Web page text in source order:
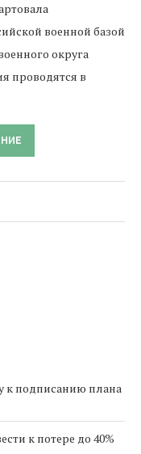
военной базой
округа
проводятся в
к подписанию плана
к потере до 40%